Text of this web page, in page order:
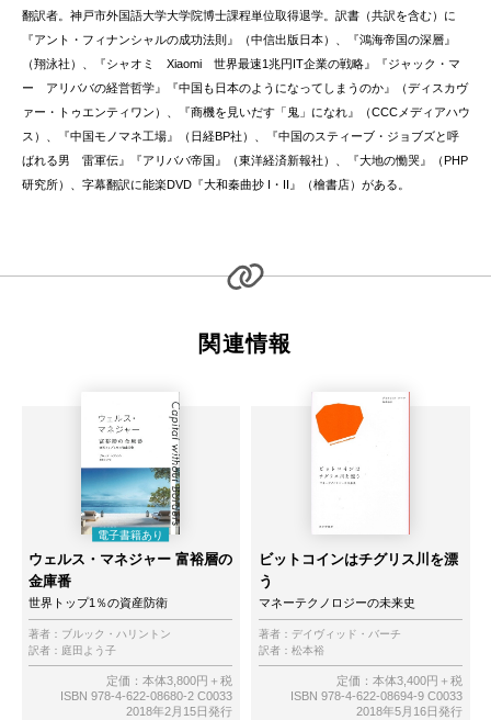
翻訳者。神戸市外国語大学大学院博士課程単位取得退学。訳書（共訳を含む）に
『アント・フィナンシャルの成功法則』（中信出版日本）、『鴻海帝国の深層』
（翔泳社）、『シャオミ Xiaomi 世界最速1兆円IT企業の戦略』『ジャック・マ
ー アリババの経営哲学』『中国も日本のようになってしまうのか』（ディスカヴ
ァー・トゥエンティワン）、『商機を見いだす「鬼」になれ』（CCCメディアハウ
ス）、『中国モノマネ工場』（日経BP社）、『中国のスティーブ・ジョブズと呼
ばれる男 雷軍伝』『アリババ帝国』（東洋経済新報社）、『大地の慟哭』（PHP
研究所）、字幕翻訳に能楽DVD『大和秦曲抄 I・II』（檜書店）がある。
関連情報
ウェルス・マネジャー 富裕層の
金庫番
世界トップ1％の資産防衛
著者： ブルック・ハリントン
訳者： 庭田よう子
定価：本体3,800円＋税
ISBN 978-4-622-08680-2 C0033
2018年2月15日発行
ビットコインはチグリス川を漂
う
マネーテクノロジーの未来史
著者： デイヴィッド・バーチ
訳者： 松本裕
定価：本体3,400円＋税
ISBN 978-4-622-08694-9 C0033
2018年5月16日発行